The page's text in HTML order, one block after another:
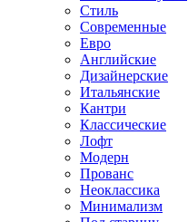
Стиль
Современные
Евро
Английские
Дизайнерские
Итальянские
Кантри
Классические
Лофт
Модерн
Прованс
Неоклассика
Минимализм